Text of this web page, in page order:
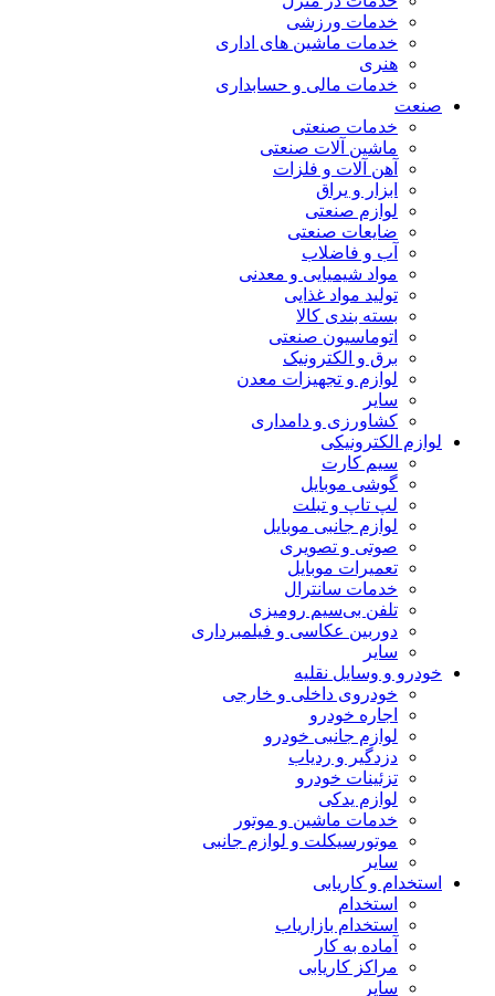
خدمات ورزشی
خدمات ماشین های اداری
هنری
خدمات مالی و حسابداری
صنعت
خدمات صنعتی
ماشین آلات صنعتی
آهن آلات و فلزات
ابزار و یراق
لوازم صنعتی
ضایعات صنعتی
آب و فاضلاب
مواد شیمیایی و معدنی
تولید مواد غذایی
بسته بندی کالا
اتوماسیون صنعتی
برق و الکترونیک
لوازم و تجهیزات معدن
سایر
کشاورزی و دامداری
لوازم الکترونیکی
سیم کارت
گوشی موبایل
لپ تاپ و تبلت
لوازم جانبی موبایل
صوتی و تصویری
تعمیرات موبایل
خدمات سانترال
تلفن بی‌سیم رومیزی
دوربین عکاسی و فیلمبرداری
سایر
خودرو و وسایل نقلیه
خودروی داخلی و خارجی
اجاره خودرو
لوازم جانبی خودرو
دزدگیر و ردیاب
تزئینات خودرو
لوازم یدکی
خدمات ماشین و موتور
موتورسیکلت و لوازم جانبی
سایر
استخدام و کاریابی
استخدام
استخدام بازاریاب
آماده به کار
مراکز کاریابی
سایر